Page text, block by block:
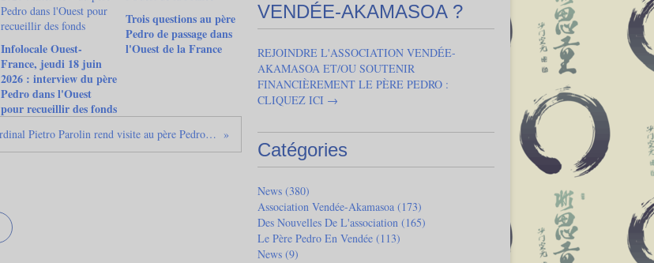
Infolocale Ouest-
France, jeudi 18 juin
2026 : interview du père
Pedro dans l'Ouest
pour recueillir des fonds
Trois questions au père
Pedro de passage dans
l'Ouest de la France
Le cardinal Pietro Parolin rend visite au père Pedro : le Vatican à Akamasoa
VENDÉE-AKAMASOA ?
REJOINDRE L'ASSOCIATION VENDÉE-
AKAMASOA ET/OU SOUTENIR
FINANCIÈREMENT LE PÈRE PEDRO :
CLIQUEZ ICI →
Catégories
News (380)
Association Vendée-Akamasoa (173)
Des Nouvelles De L'association (165)
Le Père Pedro En Vendée (113)
News (9)